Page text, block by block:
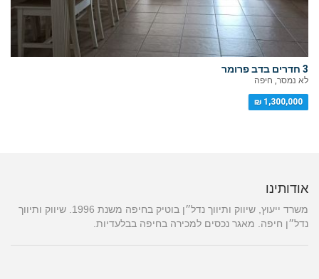
3 חדרים בדב פרומר
לא נמסר, חיפה
1,300,000 ₪
אודותינו
משרד ייעוץ, שיווק ותיווך נדל״ן בוטיק בחיפה משנת 1996. שיווק ותיווך
נדל״ן חיפה. מאגר נכסים למכירה בחיפה בבלעדיות.